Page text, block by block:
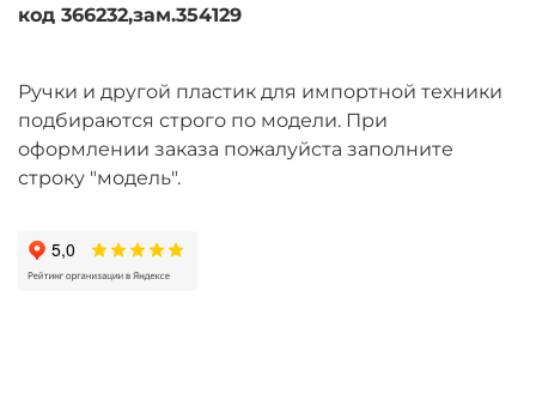
код 366232,зам.354129
Ручки и другой пластик для импортной техники
подбираются строго по модели. При
оформлении заказа пожалуйста заполните
строку "модель".